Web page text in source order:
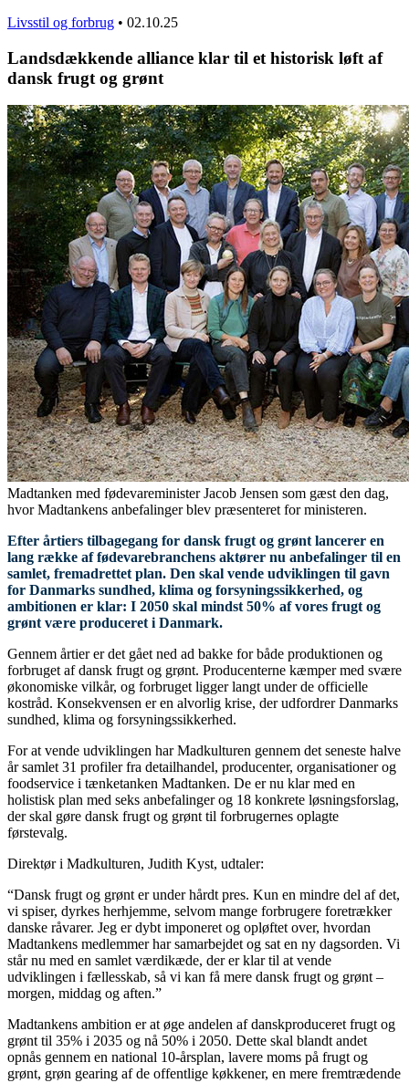
Livsstil og forbrug • 02.10.25
Landsdækkende alliance klar til et historisk løft af
dansk frugt og grønt
Madtanken med fødevareminister Jacob Jensen som gæst den dag,
hvor Madtankens anbefalinger blev præsenteret for ministeren.
Efter årtiers tilbagegang for dansk frugt og grønt lancerer en
lang række af fødevarebranchens aktører nu anbefalinger til en
samlet, fremadrettet plan. Den skal vende udviklingen til gavn
for Danmarks sundhed, klima og forsyningssikkerhed, og
ambitionen er klar: I 2050 skal mindst 50% af vores frugt og
grønt være produceret i Danmark.
Gennem årtier er det gået ned ad bakke for både produktionen og
forbruget af dansk frugt og grønt. Producenterne kæmper med svære
økonomiske vilkår, og forbruget ligger langt under de officielle
kostråd. Konsekvensen er en alvorlig krise, der udfordrer Danmarks
sundhed, klima og forsyningssikkerhed.
For at vende udviklingen har Madkulturen gennem det seneste halve
år samlet 31 profiler fra detailhandel, producenter, organisationer og
foodservice i tænketanken Madtanken. De er nu klar med en
holistisk plan med seks anbefalinger og 18 konkrete løsningsforslag,
der skal gøre dansk frugt og grønt til forbrugernes oplagte
førstevalg.
Direktør i Madkulturen, Judith Kyst, udtaler:
“Dansk frugt og grønt er under hårdt pres. Kun en mindre del af det,
vi spiser, dyrkes herhjemme, selvom mange forbrugere foretrækker
danske råvarer. Jeg er dybt imponeret og opløftet over, hvordan
Madtankens medlemmer har samarbejdet og sat en ny dagsorden. Vi
står nu med en samlet værdikæde, der er klar til at vende
udviklingen i fællesskab, så vi kan få mere dansk frugt og grønt –
morgen, middag og aften.”
Madtankens ambition er at øge andelen af danskproduceret frugt og
grønt til 35% i 2035 og nå 50% i 2050. Dette skal blandt andet
opnås gennem en national 10-årsplan, lavere moms på frugt og
grønt, grøn gearing af de offentlige køkkener, en mere fremtrædende